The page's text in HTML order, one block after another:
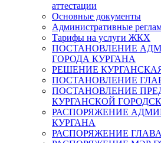
аттестации
Основные документы
Административные
Тарифы на услуги ЖКХ
ПОСТАНОВЛЕНИЕ
ГОРОДА КУРГАНА
РЕШЕНИЕ
ПОСТАНОВЛЕНИЕ
ПОСТАНОВЛЕНИЕ
КУРГАНСКОЙ
РАСПОРЯЖЕНИЕ
КУРГАНА
РАСПОРЯЖЕНИЕ